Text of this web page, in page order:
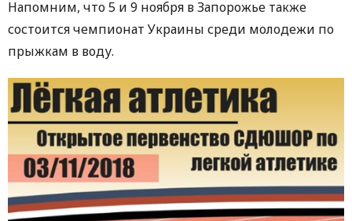
Напомним, что 5 и 9 ноября в Запорожье также
состоится чемпионат Украины среди молодежи по
прыжкам в воду.